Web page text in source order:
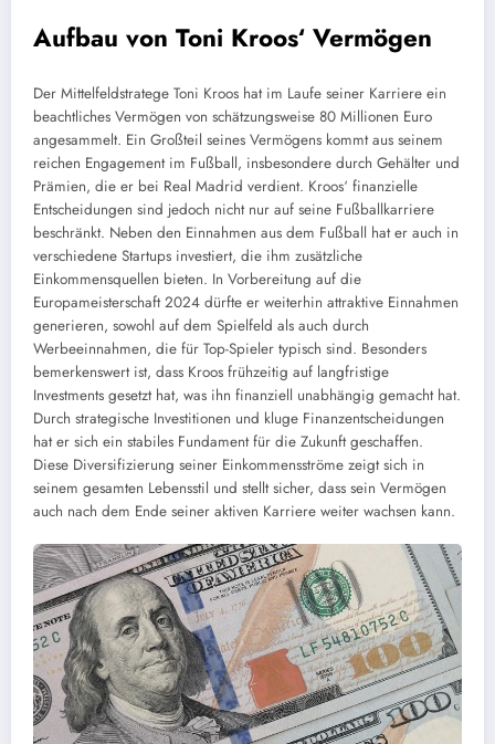
Aufbau von Toni Kroos‘ Vermögen
Der Mittelfeldstratege Toni Kroos hat im Laufe seiner Karriere ein
beachtliches Vermögen von schätzungsweise 80 Millionen Euro
angesammelt. Ein Großteil seines Vermögens kommt aus seinem
reichen Engagement im Fußball, insbesondere durch Gehälter und
Prämien, die er bei Real Madrid verdient. Kroos‘ finanzielle
Entscheidungen sind jedoch nicht nur auf seine Fußballkarriere
beschränkt. Neben den Einnahmen aus dem Fußball hat er auch in
verschiedene Startups investiert, die ihm zusätzliche
Einkommensquellen bieten. In Vorbereitung auf die
Europameisterschaft 2024 dürfte er weiterhin attraktive Einnahmen
generieren, sowohl auf dem Spielfeld als auch durch
Werbeeinnahmen, die für Top-Spieler typisch sind. Besonders
bemerkenswert ist, dass Kroos frühzeitig auf langfristige
Investments gesetzt hat, was ihn finanziell unabhängig gemacht hat.
Durch strategische Investitionen und kluge Finanzentscheidungen
hat er sich ein stabiles Fundament für die Zukunft geschaffen.
Diese Diversifizierung seiner Einkommensströme zeigt sich in
seinem gesamten Lebensstil und stellt sicher, dass sein Vermögen
auch nach dem Ende seiner aktiven Karriere weiter wachsen kann.